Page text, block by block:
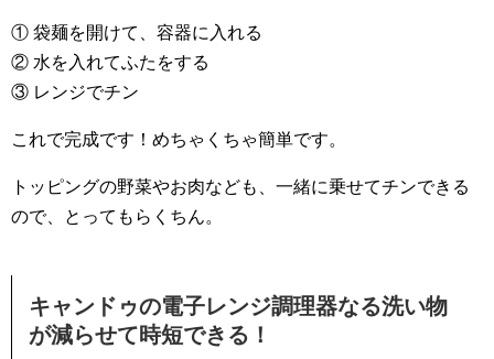
① 袋麺を開けて、容器に入れる
② 水を入れてふたをする
③ レンジでチン
これで完成です！めちゃくちゃ簡単です。
トッピングの野菜やお肉なども、一緒に乗せてチンできる
ので、とってもらくちん。
キャンドゥの電子レンジ調理器なる洗い物
が減らせて時短できる！